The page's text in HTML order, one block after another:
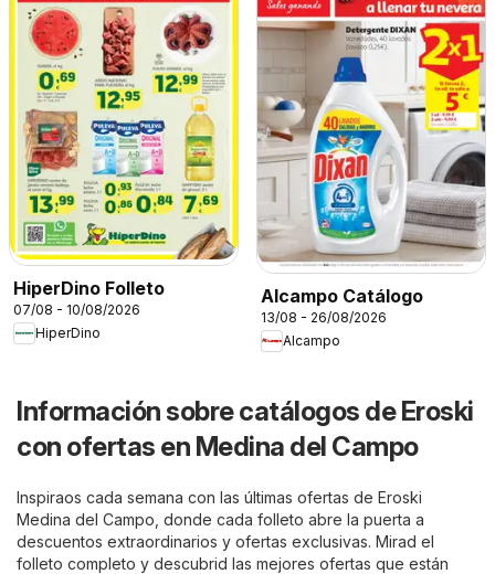
HiperDino Folleto
07/08 - 10/08/2026
HiperDino
Alcampo Catálogo
13/08 - 26/08/2026
Alcampo
Información sobre catálogos de Eroski
con ofertas en Medina del Campo
Inspiraos cada semana con las últimas ofertas de Eroski
Medina del Campo, donde cada folleto abre la puerta a
descuentos extraordinarios y ofertas exclusivas. Mirad el
folleto completo y descubrid las mejores ofertas que están